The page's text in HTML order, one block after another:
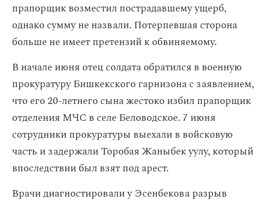
прапорщик возместил пострадавшему ущерб,
однако сумму не назвали. Потерпевшая сторона
больше не имеет претензий к обвиняемому.
В начале июня отец солдата обратился в военную
прокуратуру Бишкекского гарнизона с заявлением,
что его 20-летнего сына жестоко избил прапорщик
отделения МЧС в селе Беловодское. 7 июня
сотрудники прокуратуры выехали в войсковую
часть и задержали Торобая Жаныбек уулу, который
впоследствии был взят под арест.
Врачи диагностировали у Эсенбекова разрыв